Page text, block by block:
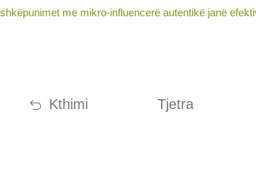
me mikro-influencerë autentikë janë
Kthimi Tjetra